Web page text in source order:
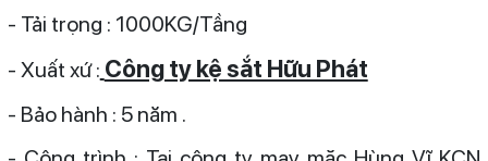
- Tải trọng : 1000KG/Tầng
- Xuất xứ : Công ty kệ sắt Hữu Phát
- Bảo hành : 5 năm .